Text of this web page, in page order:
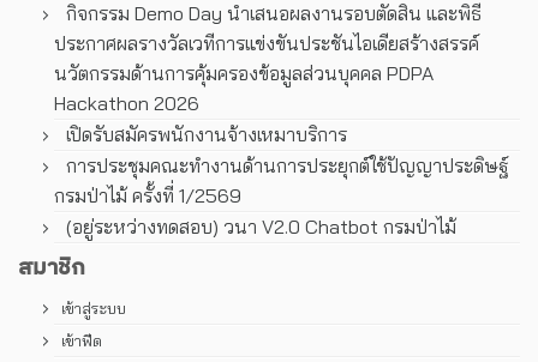
กิจกรรม Demo Day นำเสนอผลงานรอบตัดสิน และพิธี
ประกาศผลรางวัลเวทีการแข่งขันประชันไอเดียสร้างสรรค์
นวัตกรรมด้านการคุ้มครองข้อมูลส่วนบุคคล PDPA
Hackathon 2026
เปิดรับสมัครพนักงานจ้างเหมาบริการ
การประชุมคณะทํางานด้านการประยุกต์ใช้ปัญญาประดิษฐ์
กรมป่าไม้ ครั้งที่ 1/2569
(อยู่ระหว่างทดสอบ) วนา V2.0 Chatbot กรมป่าไม้
สมาชิก
เข้าสู่ระบบ
เข้าฟีด